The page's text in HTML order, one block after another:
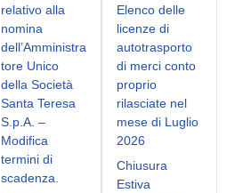
relativo alla
nomina
dell’Amministra
tore Unico
della Società
Santa Teresa
S.p.A. –
Modifica
termini di
scadenza.
Elenco delle
licenze di
autotrasporto
di merci conto
proprio
rilasciate nel
mese di Luglio
2026
Chiusura
Estiva